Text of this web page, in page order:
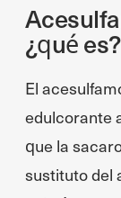
¿qué es?
El
edulcorante
que la
sustituto del